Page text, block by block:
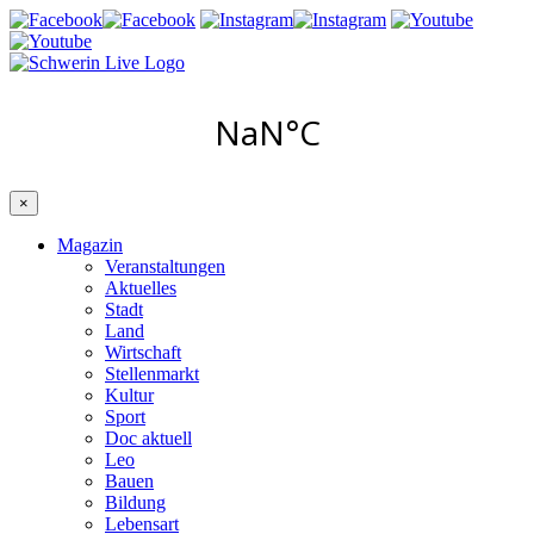
×
Magazin
Veranstaltungen
Aktuelles
Stadt
Land
Wirtschaft
Stellenmarkt
Kultur
Sport
Doc aktuell
Leo
Bauen
Bildung
Lebensart